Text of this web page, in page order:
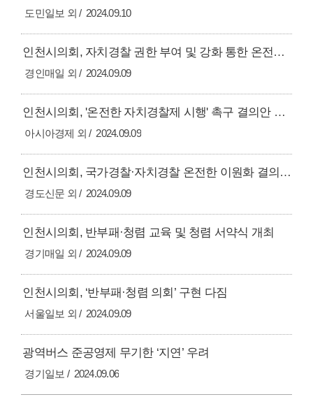
도민일보 외 2024.09.10
인천시의회, 자치경찰 권한 부여 및 강화 통한 온전한 자치경찰제 시행 촉구
경인매일 외 2024.09.09
인천시의회, '온전한 자치경찰제 시행' 촉구 결의안 채택
아시아경제 외 2024.09.09
인천시의회, 국가경찰·자치경찰 온전한 이원화 결의대회
경도신문 외 2024.09.09
인천시의회, 반부패·청렴 교육 및 청렴 서약식 개최
경기매일 외 2024.09.09
인천시의회, ‘반부패·청렴 의회’ 구현 다짐
서울일보 외 2024.09.09
광역버스 준공영제 무기한 ‘지연’ 우려
경기일보 2024.09.06